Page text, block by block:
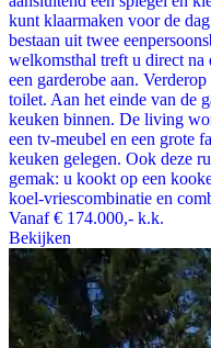
kunt klaarmaken voor de
bestaan uit twee
welkomsthal treft u direct na
een garderobe aan.
toilet. Aan het einde van de
keuken binnen. De living
een tv-meubel en een grote
keuken gelegen. Ook deze
gemak: u kookt op een
koel-vriescombinatie en
Vanaf € 174.000,- k.k.
Bekijken